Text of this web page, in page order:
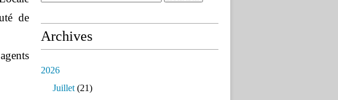
de
Archives
2026
Juillet (21)